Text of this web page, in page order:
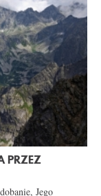
PRZEZ
Jego